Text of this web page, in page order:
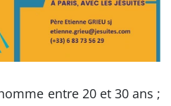
entre 20 et 30 ans ;